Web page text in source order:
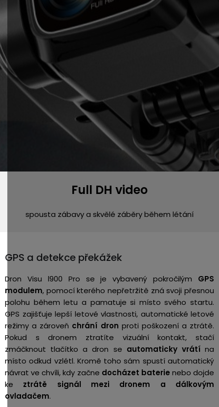
Full DH video
spousta zábavy a skvělé záběry během létání
GPS a detekce překážek
Dron Visu l900 Pro se je vybavený pokročilým GPS
modulem, pomocí kterého nepřetržitě zná svoji přesnou
polohu během letu a pamatuje si místo svého startu.
GPS zajišťuje lepší letové vlastnosti, automatické letové
režimy a zároveň chrání dron proti poškození a ztrátě.
Pokud s dronem ztratíte vizuální kontakt, stačí
zmáčknout tlačítko a dron se automaticky vrátína
místo odkud vzlétl. Kromě toho sám spustí automatický
návrat ve chvíli, kdy začne docházet baterie nebo dojde
ke ztrátě
signál mezi dronem a dálkovým
ovladačem.